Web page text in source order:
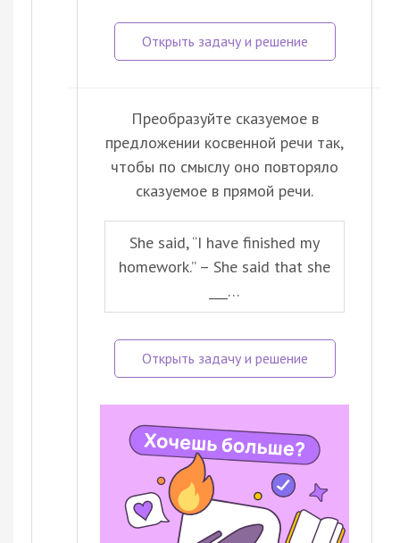
Преобразуйте сказуемое в
предложении косвенной речи так,
чтобы по смыслу оно повторяло
сказуемое в прямой речи.
She said, “I have finished my
homework.” – She said that she
___…